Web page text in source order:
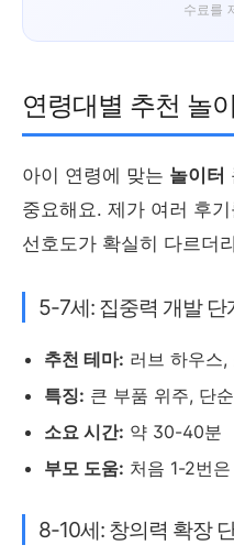
수료를
연령대별 추천 놀
아이 연령에 맞는 놀이터
중요해요. 제가 여러 후
선호도가 확실히 다르더
5-7세: 집중력 개발 단
추천 테마: 러브 하우스,
특징: 큰 부품 위주, 단
소요 시간: 약 30-40분
부모 도움: 처음 1-2번
8-10세: 창의력 확장